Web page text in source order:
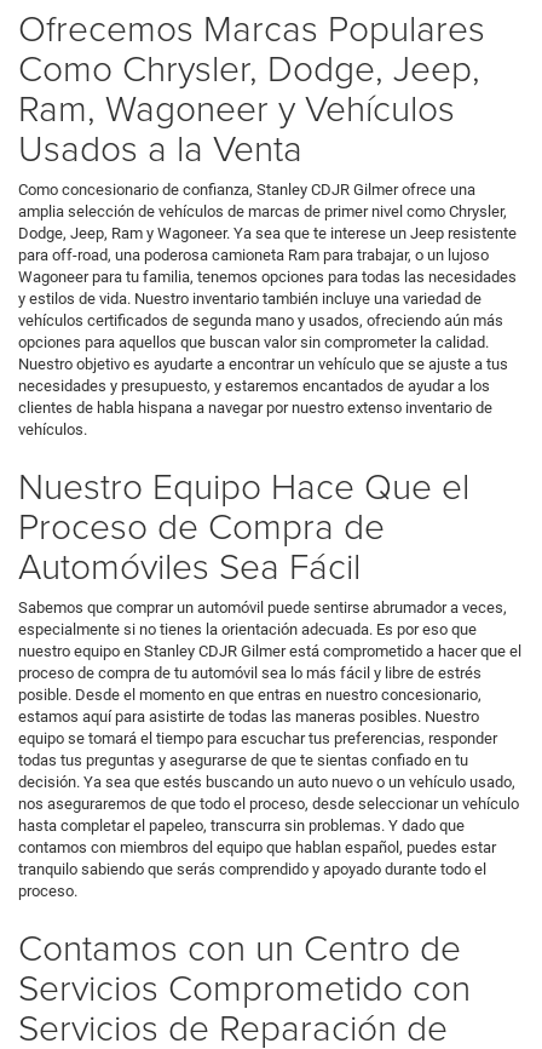
Ofrecemos Marcas Populares
Como Chrysler, Dodge, Jeep,
Ram, Wagoneer y Vehículos
Usados a la Venta
Como concesionario de confianza, Stanley CDJR Gilmer ofrece una
amplia selección de vehículos de marcas de primer nivel como Chrysler,
Dodge, Jeep, Ram y Wagoneer. Ya sea que te interese un Jeep resistente
para off-road, una poderosa camioneta Ram para trabajar, o un lujoso
Wagoneer para tu familia, tenemos opciones para todas las necesidades
y estilos de vida. Nuestro inventario también incluye una variedad de
vehículos certificados de segunda mano y usados, ofreciendo aún más
opciones para aquellos que buscan valor sin comprometer la calidad.
Nuestro objetivo es ayudarte a encontrar un vehículo que se ajuste a tus
necesidades y presupuesto, y estaremos encantados de ayudar a los
clientes de habla hispana a navegar por nuestro extenso inventario de
vehículos.
Nuestro Equipo Hace Que el
Proceso de Compra de
Automóviles Sea Fácil
Sabemos que comprar un automóvil puede sentirse abrumador a veces,
especialmente si no tienes la orientación adecuada. Es por eso que
nuestro equipo en Stanley CDJR Gilmer está comprometido a hacer que el
proceso de compra de tu automóvil sea lo más fácil y libre de estrés
posible. Desde el momento en que entras en nuestro concesionario,
estamos aquí para asistirte de todas las maneras posibles. Nuestro
equipo se tomará el tiempo para escuchar tus preferencias, responder
todas tus preguntas y asegurarse de que te sientas confiado en tu
decisión. Ya sea que estés buscando un auto nuevo o un vehículo usado,
nos aseguraremos de que todo el proceso, desde seleccionar un vehículo
hasta completar el papeleo, transcurra sin problemas. Y dado que
contamos con miembros del equipo que hablan español, puedes estar
tranquilo sabiendo que serás comprendido y apoyado durante todo el
proceso.
Contamos con un Centro de
Servicios Comprometido con
Servicios de Reparación de